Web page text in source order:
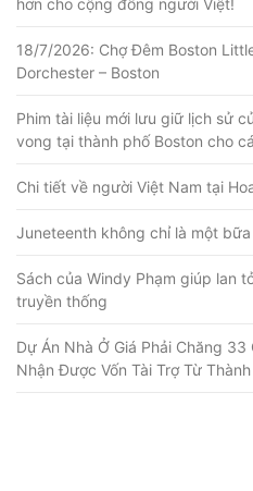
hơn cho cộng đồng người Việt!
18/7/2026: Chợ Đêm Boston
Dorchester – Boston
Phim tài liệu mới lưu giữ lịch sử
vong tại thành phố Boston cho
Chi tiết về người Việt Nam tại
Juneteenth không chỉ là một
Sách của Windy Phạm giúp lan
truyền thống
Dự Án Nhà Ở Giá Phải Chăng
Nhận Được Vốn Tài Trợ Từ